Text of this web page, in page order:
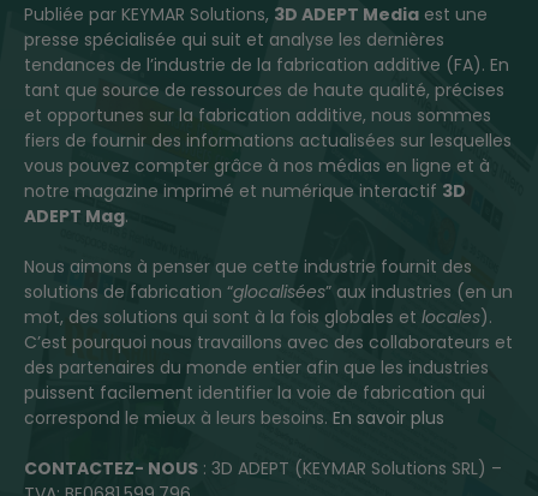
Publiée par KEYMAR Solutions, 3D ADEPT Media est une
presse spécialisée qui suit et analyse les dernières
tendances de l’industrie de la fabrication additive (FA). En
tant que source de ressources de haute qualité, précises
et opportunes sur la fabrication additive, nous sommes
fiers de fournir des informations actualisées sur lesquelles
vous pouvez compter grâce à nos médias en ligne et à
notre magazine imprimé et numérique interactif 3D
ADEPT Mag.
Nous aimons à penser que cette industrie fournit des
solutions de fabrication “glocalisées” aux industries (en un
mot, des solutions qui sont à la fois globales et locales).
C’est pourquoi nous travaillons avec des collaborateurs et
des partenaires du monde entier afin que les industries
puissent facilement identifier la voie de fabrication qui
correspond le mieux à leurs besoins. En savoir plus
CONTACTEZ- NOUS : 3D ADEPT (KEYMAR Solutions SRL) –